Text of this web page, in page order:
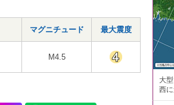
マグニチュード 最大震度
M4.5
大
西